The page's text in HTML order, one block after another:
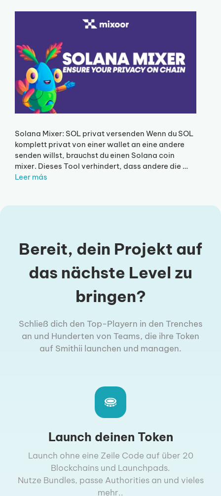
Solana Mixer: SOL privat versenden Wenn du SOL
komplett privat von einer wallet an eine andere
senden willst, brauchst du einen Solana coin
mixer. Dieses Tool verhindert, dass andere die …
Leer más
Bereit, dein Projekt auf
das nächste Level zu
bringen?
Schließ dich den Top-Playern in den Trenches
an und Hunderten von Teams, die ihre Token
auf Smithii launchen und managen.
Launch deinen Token
Launch ohne eine Zeile Code auf über 20
Blockchains und Launchpads.
Nutze Bundles, passe Authorities an und vieles
mehr..